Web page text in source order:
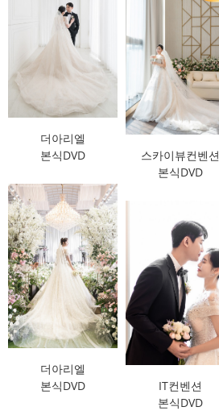
더아리엘
본식DVD
스카이뷰컨벤션
본식DVD
더아리엘
본식DVD
IT컨벤션
본식DVD